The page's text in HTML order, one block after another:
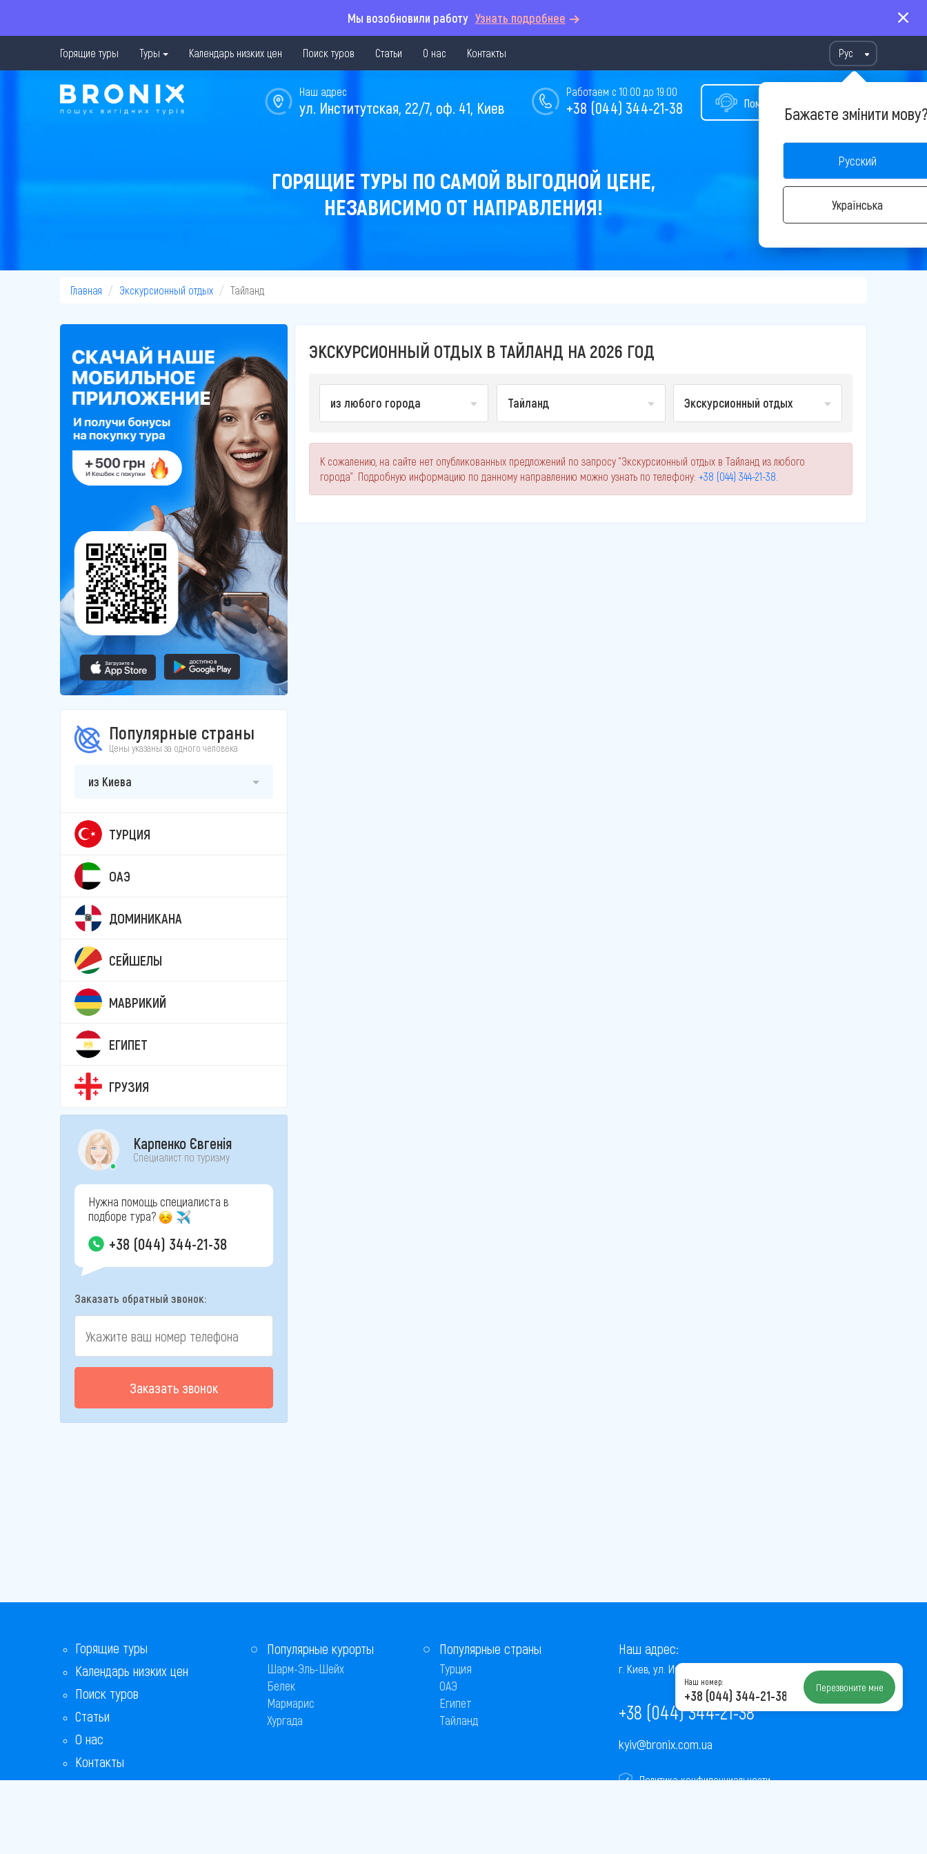
Мы возобновили работу Узнать подробнее
Горящие туры Туры Календарь низких цен Поиск туров Статьи О нас Контакты Рус
Бажаєте змінити
Русский
Українська
Помощь в подборе тура
Работаем с 10:00 до 19:00
+38 (044) 344-21-38
Наш адрес
ул. Институтская, 22/7, оф. 41, Киев
ГОРЯЩИЕ ТУРЫ ПО САМОЙ ВЫГОДНОЙ ЦЕНЕ,
НЕЗАВИСИМО ОТ НАПРАВЛЕНИЯ!
Главная Экскурсионный отдых Тайланд
Популярные страны
Цены указаны за одного человека
из Киева
ТУРЦИЯ
ОАЭ
ДОМИНИКАНА
СЕЙШЕЛЫ
МАВРИКИЙ
ЕГИПЕТ
ГРУЗИЯ
Карпенко Євгенія
Специалист по туризму
Нужна помощь специалиста в
подборе тура?
+38 (044) 344-21-38
Заказать обратный звонок:
Заказать звонок
ЭКСКУРСИОННЫЙ ОТДЫХ В ТАЙЛАНД НА 2026 ГОД
из любого города Тайланд Экскурсионный отдых
К сожалению, на сайте нет опубликованных предложений по запросу "Экскурсионный отдых в Тайланд из любого
города". Подробную информацию по данному направлению можно узнать по телефону: +38 (044) 344-21-38
Горящие туры
Календарь низких цен
Поиск туров
Статьи
О нас
Контакты
Бонусная программа
Популярные курорты
Шарм-Эль-Шейх
Белек
Мармарис
Хургада
Популярные страны
Турция
ОАЭ
Египет
Тайланд
Наш адрес:
г. Киев, ул. Институтская, 22/7, оф. 41
+38 (044) 344-21-38
kyiv@bronix.com.ua
Политика конфиденциальности
Наш номер:
+38 (044) 344-21-38 Перезвоните мне